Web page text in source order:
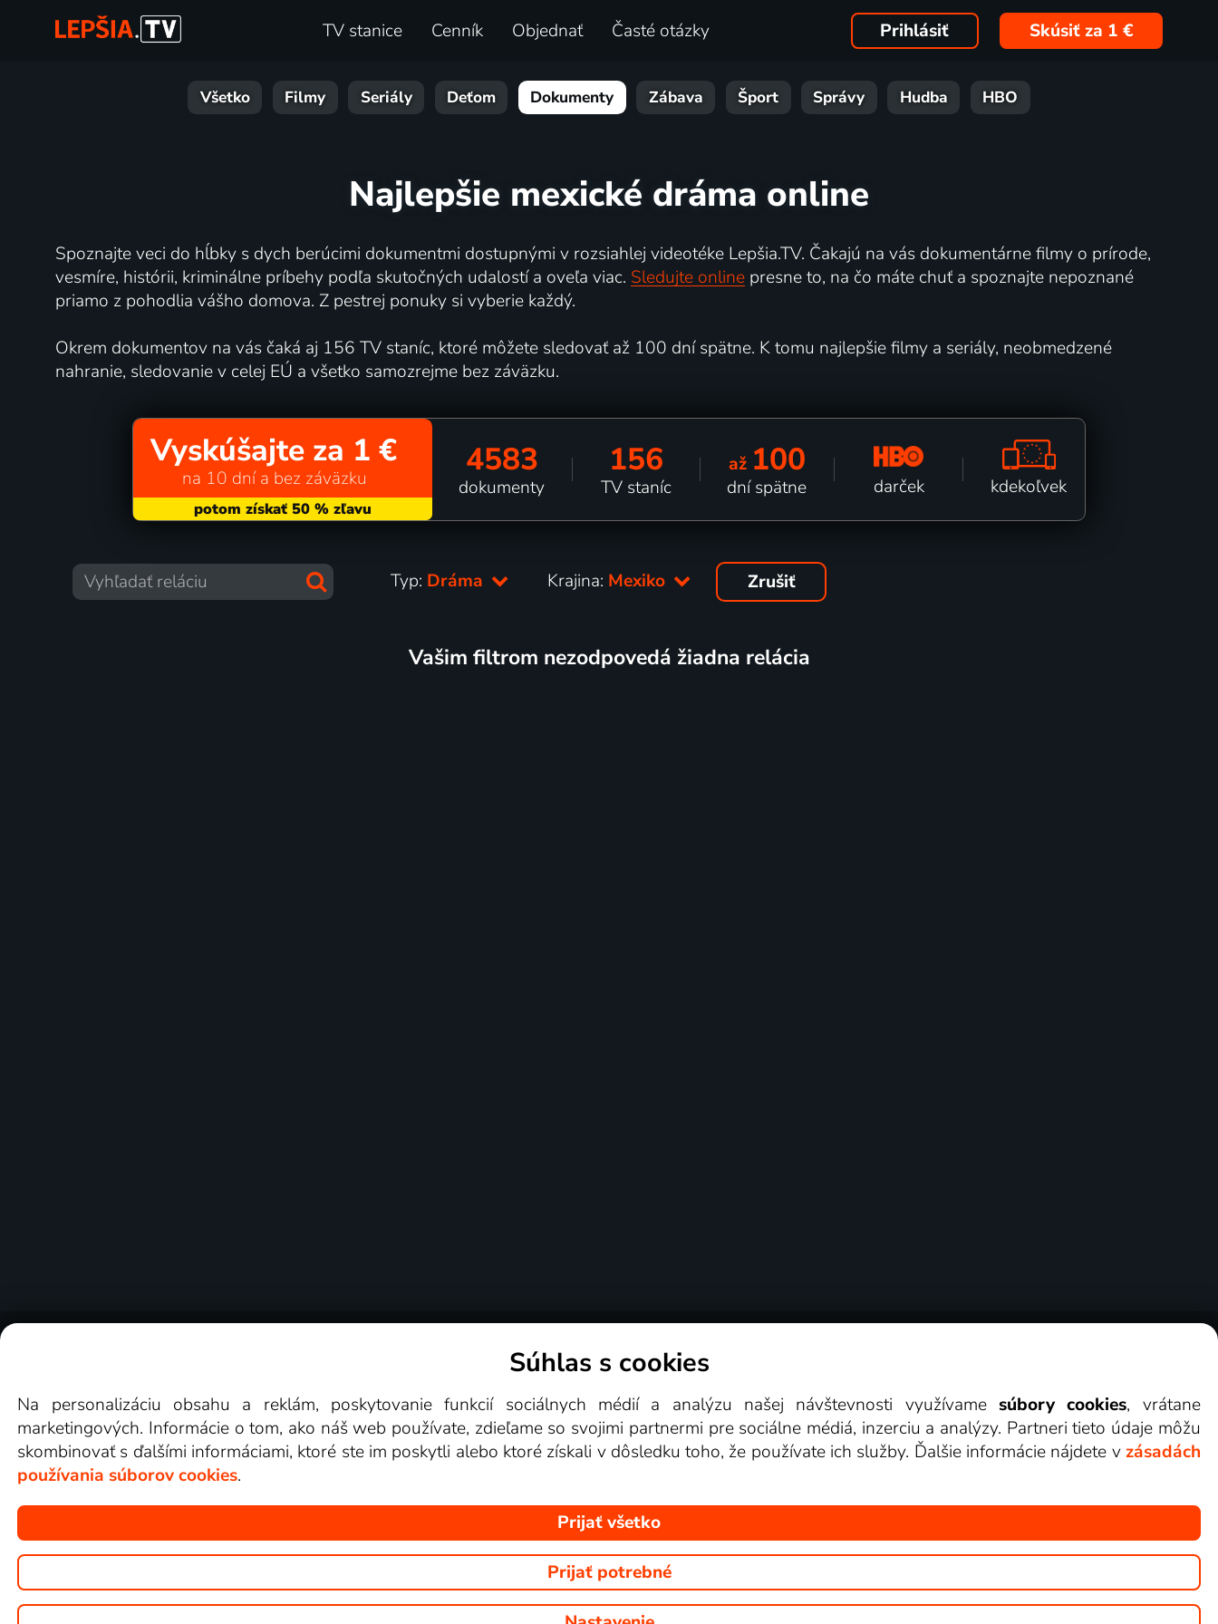
TV stanice Cenník Objednať Časté otázky Prihlásiť Skúsiť za 1 €
Všetko Filmy Seriály Deťom Dokumenty Zábava Šport Správy Hudba HBO
Najlepšie mexické dráma online
Spoznajte veci do hĺbky s dych berúcimi dokumentmi dostupnými v rozsiahlej videotéke Lepšia.TV. Čakajú na vás dokumentárne filmy o prírode,
vesmíre, histórii, kriminálne príbehy podľa skutočných udalostí a oveľa viac. Sledujte onlinepresne to, na čo máte chuť a spoznajte nepoznané
priamo z pohodlia vášho domova. Z pestrej ponuky si vyberie každý.
Okrem dokumentov na vás čaká aj 156 TV staníc, ktoré môžete sledovať až 100 dní spätne. K tomu najlepšie filmy a seriály, neobmedzené
nahranie, sledovanie v celej EÚ a všetko samozrejme bez záväzku.
Vyskúšajte za 1 €
na 10 dní a bez záväzku 4583
dokumenty
156
TV staníc
až 100
dní spätne darček kdekoľvek
Typ: Dráma Krajina: Mexiko Zrušiť
Vašim filtrom nezodpovedá žiadna relácia
Videotéka
Copyright © goNET s.r.o. Na tomto webe sú zobrazované obrázky z relácií TV staníc, ktoré môžete sledovať v Lepšia.TV.
Súhlas s cookies
Na personalizáciu obsahu a reklám, poskytovanie funkcií sociálnych médií a analýzu našej návštevnosti využívamesúbory cookies, vrátane
marketingových. Informácie o tom, ako náš web používate, zdieľame so svojimi partnermi pre sociálne médiá, inzerciu a analýzy. Partneri tieto údaje môžu
skombinovať s ďalšími informáciami, ktoré ste im poskytli alebo ktoré získali v dôsledku toho, že používate ich služby. Ďalšie informácie nájdete v zásadách
používania súborov cookies.
Prijať všetko
Prijať potrebné